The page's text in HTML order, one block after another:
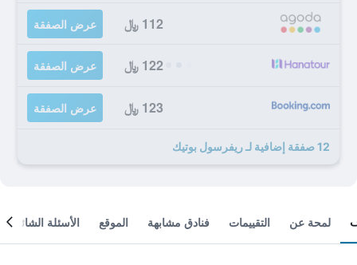
112 ﷼ عرض الصفقة
122 ﷼ عرض الصفقة
123 ﷼ عرض الصفقة
12 صفقة إضافية لـ ريفرسول بوتيك
لمحة عن التقييمات فنادق مشابهة الموقع الأسئلة الشائعة